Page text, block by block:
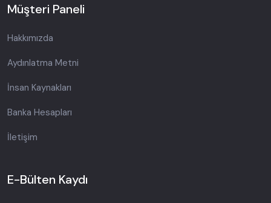
Müşteri Paneli
Hakkımızda
Aydınlatma Metni
İnsan Kaynakları
Banka Hesapları
İletişim
E-Bülten Kaydı